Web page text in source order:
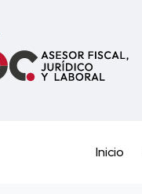
Inicio